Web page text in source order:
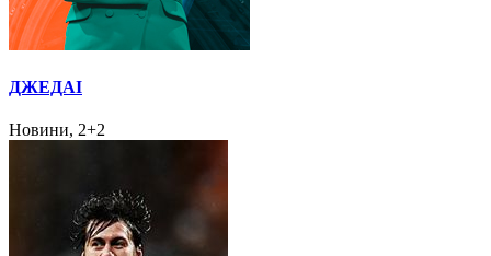
ДЖЕДАІ
Новини, 2+2